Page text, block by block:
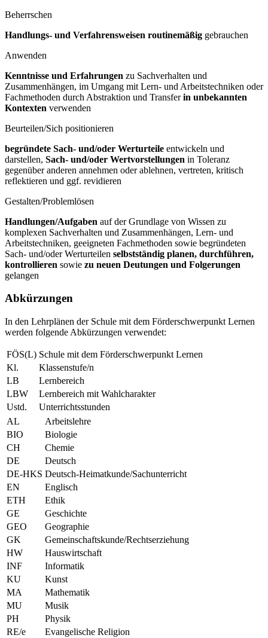
Beherrschen
Handlungs- und Verfahrensweisen routinemäßig gebrauchen
Anwenden
Kenntnisse und Erfahrungen zu Sachverhalten und
Zusammenhängen, im Umgang mit Lern- und Arbeitstechniken oder
Fachmethoden durch Abstraktion und Transferin unbekannten
Kontexten verwenden
Beurteilen/Sich positionieren
begründete Sach- und/oder Werturteile entwickeln und
darstellen, Sach- und/oder Wertvorstellungen in Toleranz
gegenüber anderen annehmen oder ablehnen, vertreten, kritisch
reflektieren und ggf. revidieren
Gestalten/Problemlösen
Handlungen/Aufgaben auf der Grundlage von Wissen zu
komplexen Sachverhalten und Zusammenhängen, Lern- und
Arbeitstechniken, geeigneten Fachmethoden sowie begründeten
Sach- und/oder Werturteilen selbstständig planen, durchführen,
kontrollieren sowie zu neuen Deutungen und Folgerungen
gelangen
Abkürzungen
In den Lehrplänen der Schule mit dem Förderschwerpunkt Lernen
werden folgende Abkürzungen verwendet:
FÖS(L) Schule mit dem Förderschwerpunkt Lernen
Kl.
Klassenstufe/n
LB
Lernbereich
LBW
Lernbereich mit Wahlcharakter
Ustd.
Unterrichtsstunden
AL
Arbeitslehre
BIO
Biologie
CH
Chemie
DE
Deutsch
DE-HKS Deutsch-Heimatkunde/Sachunterricht
EN
Englisch
ETH
Ethik
GE
Geschichte
GEO
Geographie
GK
Gemeinschaftskunde/Rechtserziehung
HW
Hauswirtschaft
INF
Informatik
KU
Kunst
MA
Mathematik
MU
Musik
PH
Physik
RE/e
Evangelische Religion